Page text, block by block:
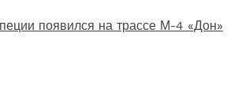
появился на трассе М-4 «Дон»